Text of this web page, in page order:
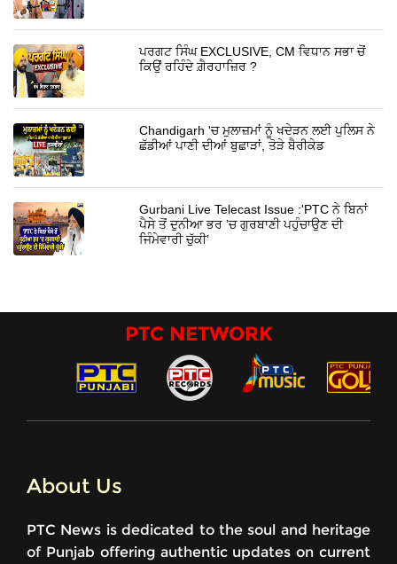
ਪਰਗਟ ਸਿੰਘ EXCLUSIVE, CM ਵਿਧਾਨ ਸਭਾ ਚੋਂ
ਕਿਉਂ ਰਹਿੰਦੇ ਗ਼ੈਰਹਾਜ਼ਿਰ ?
Chandigarh 'ਚ ਮੁਲਾਜ਼ਮਾਂ ਨੂੰ ਖਦੇੜਨ ਲਈ ਪੁਲਿਸ ਨੇ
ਛੱਡੀਆਂ ਪਾਣੀ ਦੀਆਂ ਬੁਛਾੜਾਂ, ਤੋੜੇ ਬੈਰੀਕੇਡ
Gurbani Live Telecast Issue :'PTC ਨੇ ਬਿਨਾਂ
ਪੈਸੇ ਤੋਂ ਦੁਨੀਆ ਭਰ ’ਚ ਗੁਰਬਾਣੀ ਪਹੁੰਚਾਉਣ ਦੀ
ਜਿੰਮੇਵਾਰੀ ਚੁੱਕੀ’
PTC NETWORK
About Us
PTC News is dedicated to the soul and heritage
of Punjab offering authentic updates on current